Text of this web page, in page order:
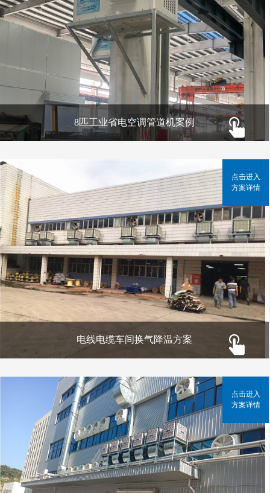
8匹工业省电空调管道机案例
电线电缆车间换气降温方案
点击进入
方案详情
点击进入
方案详情